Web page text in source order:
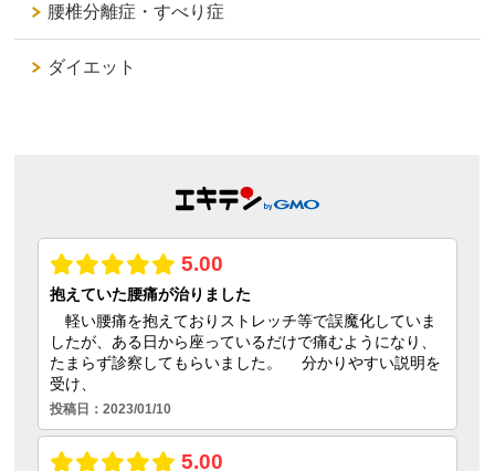
腰椎分離症・すべり症
ダイエット